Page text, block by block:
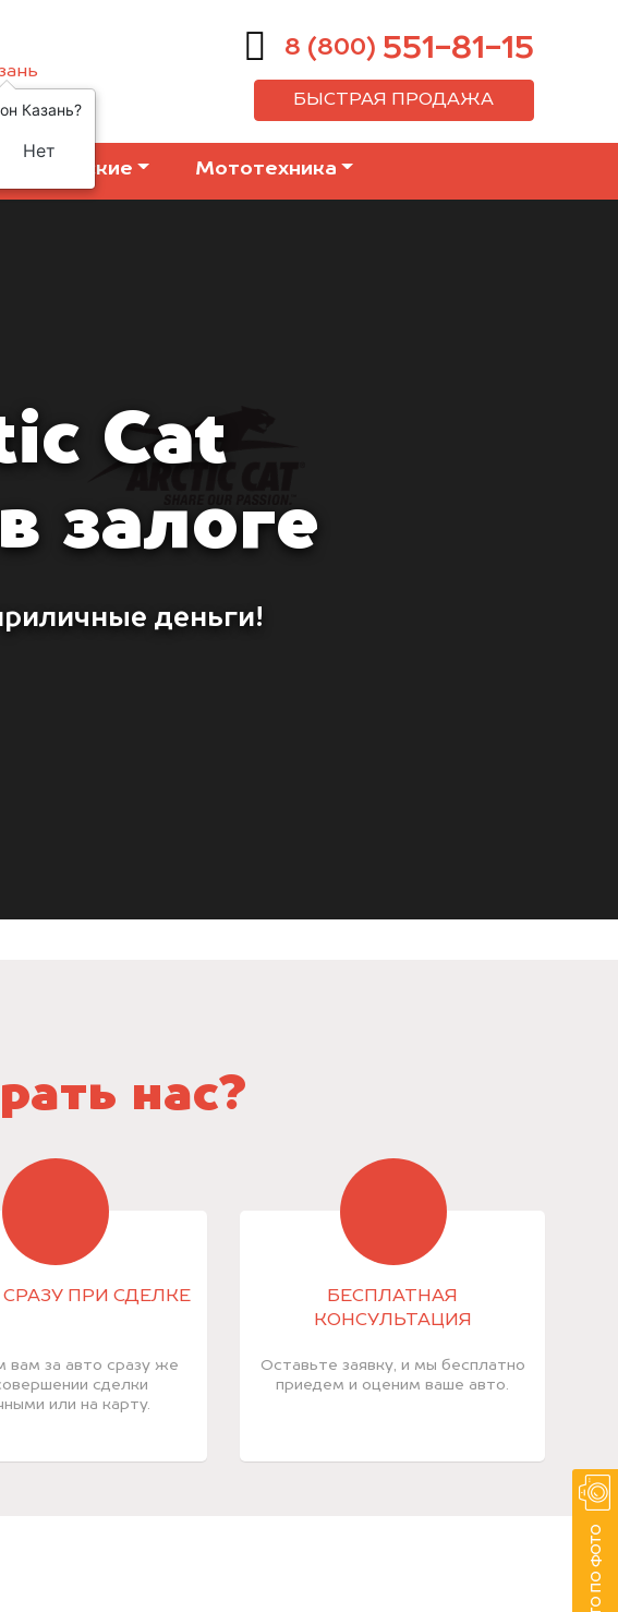
8 (800) 551-81-15
БЫСТРАЯ ПРОДАЖА
Мототехника
Cat
залоге
деньги!
нас?
ПРИ СДЕЛКЕ
вам за авто сразу же
сделки
или на карту.
БЕСПЛАТНАЯ
КОНСУЛЬТАЦИЯ
Оставьте заявку, и мы бесплатно
приедем и оценим ваше авто.
Казань?
Нет